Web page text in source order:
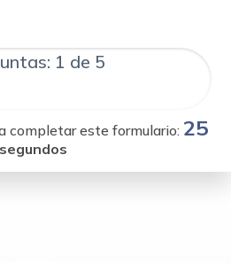
1 de 5
completar este formulario: 25
segundos